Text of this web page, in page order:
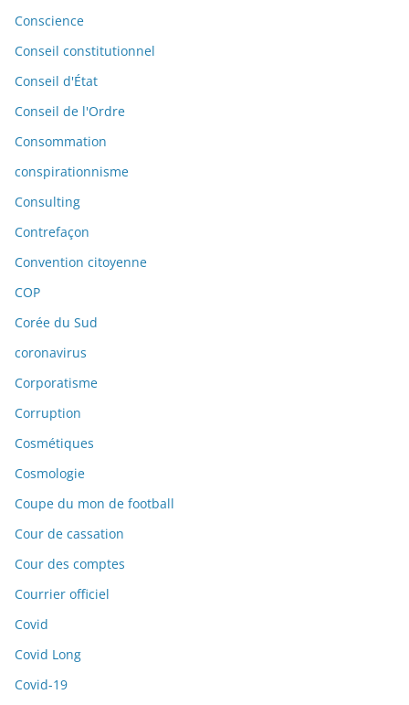
Conscience
Conseil constitutionnel
Conseil d'État
Conseil de l'Ordre
Consommation
conspirationnisme
Consulting
Contrefaçon
Convention citoyenne
COP
Corée du Sud
coronavirus
Corporatisme
Corruption
Cosmétiques
Cosmologie
Coupe du mon de football
Cour de cassation
Cour des comptes
Courrier officiel
Covid
Covid Long
Covid-19